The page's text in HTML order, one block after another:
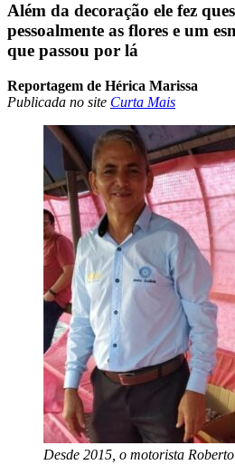
Além da decoração ele fez
pessoalmente as flores e um
que passou por lá
Reportagem de Hérica Marissa
Publicada no site Curta Mais
Desde 2015, o motorista